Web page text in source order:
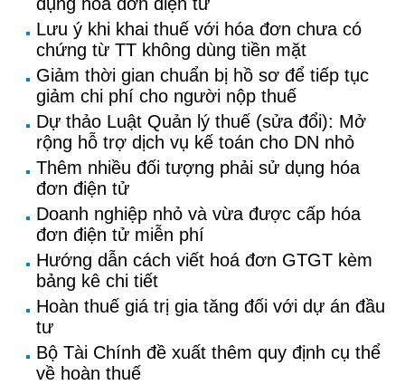
Lưu ý khi khai thuế với hóa đơn chưa có
chứng từ TT không dùng tiền mặt
Giảm thời gian chuẩn bị hồ sơ để tiếp tục
giảm chi phí cho người nộp thuế
Dự thảo Luật Quản lý thuế (sửa đổi): Mở
rộng hỗ trợ dịch vụ kế toán cho DN nhỏ
Thêm nhiều đối tượng phải sử dụng hóa
đơn điện tử
Doanh nghiệp nhỏ và vừa được cấp hóa
đơn điện tử miễn phí
Hướng dẫn cách viết hoá đơn GTGT kèm
bảng kê chi tiết
Hoàn thuế giá trị gia tăng đối với dự án đầu
tư
Bộ Tài Chính đề xuất thêm quy định cụ thể
về hoàn thuế